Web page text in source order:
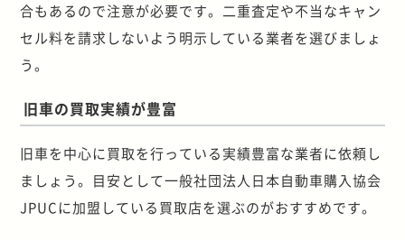
合もあるので注意が必要です。二重査定や不当なキャン
セル料を請求しないよう明示している業者を選びましょ
う。
旧車の買取実績が豊富
旧車を中心に買取を行っている実績豊富な業者に依頼し
ましょう。目安として一般社団法人日本自動車購入協会
JPUCに加盟している買取店を選ぶのがおすすめです。